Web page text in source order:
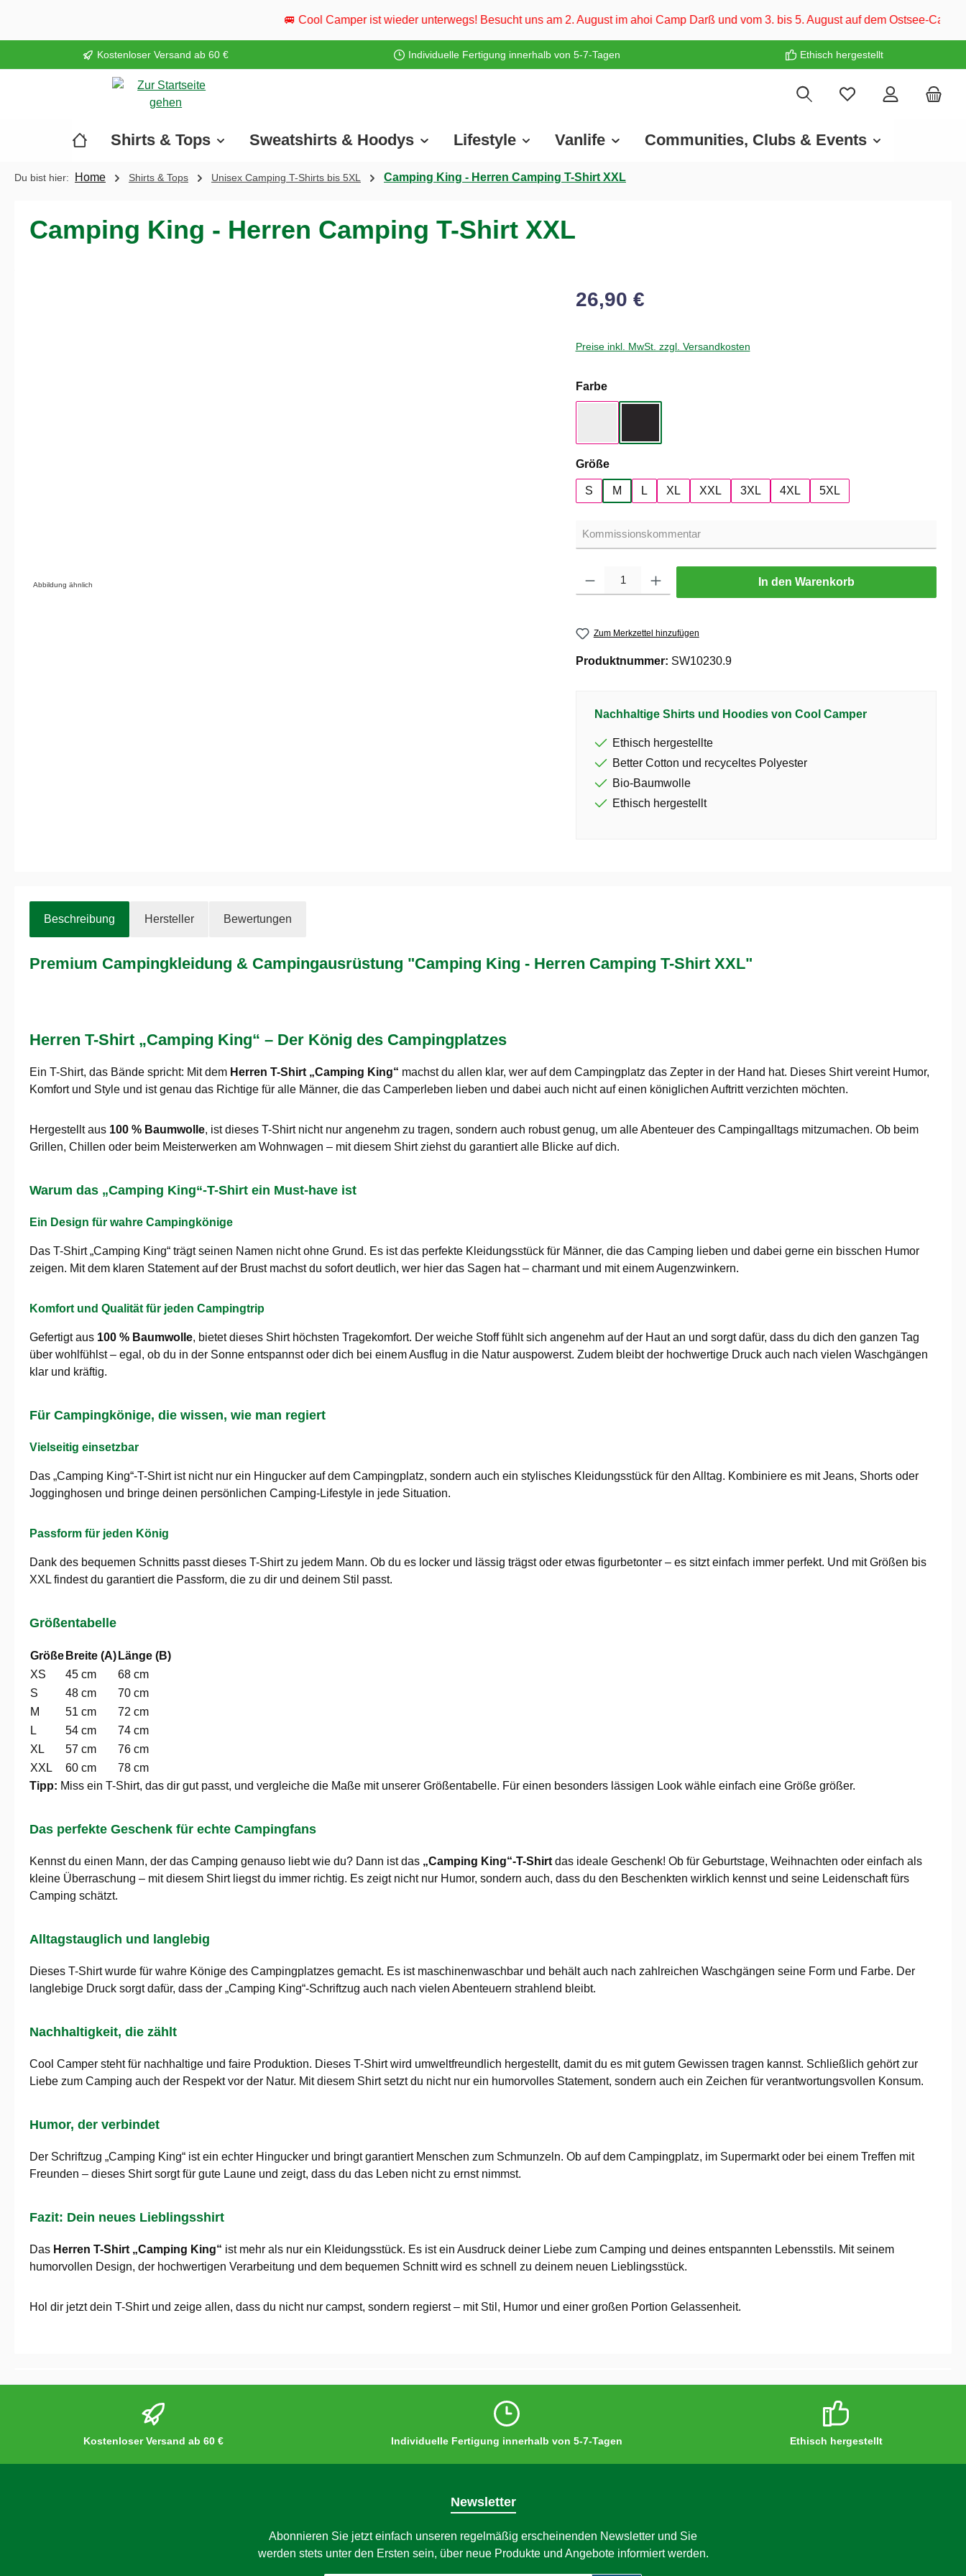
🚐 Cool Camper ist wieder unterwegs! Besucht uns am 2. August im ahoi Camp Darß und vom 3. bis 5. August auf dem Ostsee-Campingplatz Familie
Kostenloser Versand ab 60 € Individuelle Fertigung innerhalb von 5-7-Tagen Ethisch hergestellt
Shirts & Tops Sweatshirts & Hoodys Lifestyle Vanlife Communities, Clubs & Events
Du bist hier: Home Shirts & Tops Unisex Camping T-Shirts bis 5XL Camping King - Herren Camping T-Shirt XXL
Camping King - Herren Camping T-Shirt XXL
Abbildung ähnlich
26,90 €
Preise inkl. MwSt. zzgl. Versandkosten
Farbeauswählen
Größeauswählen
S M L XL XXL 3XL 4XL 5XL
In den Warenkorb
Zum Merkzettel hinzufügen
Produktnummer: SW10230.9
Nachhaltige Shirts und Hoodies von Cool Camper
Ethisch hergestellte
Better Cotton und recyceltes Polyester
Bio-Baumwolle
Ethisch hergestellt
Beschreibung Hersteller Bewertungen
Premium Campingkleidung & Campingausrüstung "Camping King - Herren Camping T-Shirt XXL"
Herren T-Shirt „Camping King“ – Der König des Campingplatzes
Ein T-Shirt, das Bände spricht: Mit dem Herren T-Shirt „Camping King“ machst du allen klar, wer auf dem Campingplatz das Zepter in der Hand hat. Dieses Shirt vereint Humor,
Komfort und Style und ist genau das Richtige für alle Männer, die das Camperleben lieben und dabei auch nicht auf einen königlichen Auftritt verzichten möchten.
Hergestellt aus 100 % Baumwolle, ist dieses T-Shirt nicht nur angenehm zu tragen, sondern auch robust genug, um alle Abenteuer des Campingalltags mitzumachen. Ob beim
Grillen, Chillen oder beim Meisterwerken am Wohnwagen – mit diesem Shirt ziehst du garantiert alle Blicke auf dich.
Warum das „Camping King“-T-Shirt ein Must-have ist
Ein Design für wahre Campingkönige
Das T-Shirt „Camping King“ trägt seinen Namen nicht ohne Grund. Es ist das perfekte Kleidungsstück für Männer, die das Camping lieben und dabei gerne ein bisschen Humor
zeigen. Mit dem klaren Statement auf der Brust machst du sofort deutlich, wer hier das Sagen hat – charmant und mit einem Augenzwinkern.
Komfort und Qualität für jeden Campingtrip
Gefertigt aus 100 % Baumwolle, bietet dieses Shirt höchsten Tragekomfort. Der weiche Stoff fühlt sich angenehm auf der Haut an und sorgt dafür, dass du dich den ganzen Tag
über wohlfühlst – egal, ob du in der Sonne entspannst oder dich bei einem Ausflug in die Natur auspowerst. Zudem bleibt der hochwertige Druck auch nach vielen Waschgängen
klar und kräftig.
Für Campingkönige, die wissen, wie man regiert
Vielseitig einsetzbar
Das „Camping King“-T-Shirt ist nicht nur ein Hingucker auf dem Campingplatz, sondern auch ein stylisches Kleidungsstück für den Alltag. Kombiniere es mit Jeans, Shorts oder
Jogginghosen und bringe deinen persönlichen Camping-Lifestyle in jede Situation.
Passform für jeden König
Dank des bequemen Schnitts passt dieses T-Shirt zu jedem Mann. Ob du es locker und lässig trägst oder etwas figurbetonter – es sitzt einfach immer perfekt. Und mit Größen bis
XXL findest du garantiert die Passform, die zu dir und deinem Stil passt.
Größentabelle
Größe Breite (A) Länge (B)
XS
45 cm
68 cm
S
48 cm
70 cm
M
51 cm
72 cm
L
54 cm
74 cm
XL
57 cm
76 cm
XXL
60 cm
78 cm
Tipp: Miss ein T-Shirt, das dir gut passt, und vergleiche die Maße mit unserer Größentabelle. Für einen besonders lässigen Look wähle einfach eine Größe größer.
Das perfekte Geschenk für echte Campingfans
Kennst du einen Mann, der das Camping genauso liebt wie du? Dann ist das „Camping King“-T-Shirt das ideale Geschenk! Ob für Geburtstage, Weihnachten oder einfach als
kleine Überraschung – mit diesem Shirt liegst du immer richtig. Es zeigt nicht nur Humor, sondern auch, dass du den Beschenkten wirklich kennst und seine Leidenschaft fürs
Camping schätzt.
Alltagstauglich und langlebig
Dieses T-Shirt wurde für wahre Könige des Campingplatzes gemacht. Es ist maschinenwaschbar und behält auch nach zahlreichen Waschgängen seine Form und Farbe. Der
langlebige Druck sorgt dafür, dass der „Camping King“-Schriftzug auch nach vielen Abenteuern strahlend bleibt.
Nachhaltigkeit, die zählt
Cool Camper steht für nachhaltige und faire Produktion. Dieses T-Shirt wird umweltfreundlich hergestellt, damit du es mit gutem Gewissen tragen kannst. Schließlich gehört zur
Liebe zum Camping auch der Respekt vor der Natur. Mit diesem Shirt setzt du nicht nur ein humorvolles Statement, sondern auch ein Zeichen für verantwortungsvollen Konsum.
Humor, der verbindet
Der Schriftzug „Camping King“ ist ein echter Hingucker und bringt garantiert Menschen zum Schmunzeln. Ob auf dem Campingplatz, im Supermarkt oder bei einem Treffen mit
Freunden – dieses Shirt sorgt für gute Laune und zeigt, dass du das Leben nicht zu ernst nimmst.
Fazit: Dein neues Lieblingsshirt
Das Herren T-Shirt „Camping King“ ist mehr als nur ein Kleidungsstück. Es ist ein Ausdruck deiner Liebe zum Camping und deines entspannten Lebensstils. Mit seinem
humorvollen Design, der hochwertigen Verarbeitung und dem bequemen Schnitt wird es schnell zu deinem neuen Lieblingsstück.
Hol dir jetzt dein T-Shirt und zeige allen, dass du nicht nur campst, sondern regierst – mit Stil, Humor und einer großen Portion Gelassenheit.
Kostenloser Versand ab 60 € Individuelle Fertigung innerhalb von 5-7-Tagen Ethisch hergestellt
Newsletter
Abonnieren Sie jetzt einfach unseren regelmäßig erscheinenden Newsletter und Sie
werden stets unter den Ersten sein, über neue Produkte und Angebote informiert werden.